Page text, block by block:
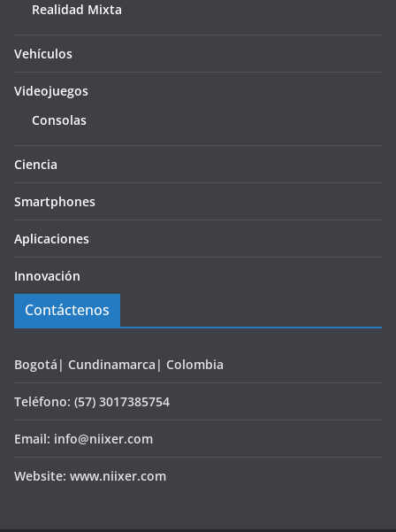
Realidad Mixta
Vehículos
Videojuegos
Consolas
Ciencia
Smartphones
Aplicaciones
Innovación
Contáctenos
Bogotá| Cundinamarca| Colombia
Teléfono: (57) 3017385754
Email: info@niixer.com
Website: www.niixer.com